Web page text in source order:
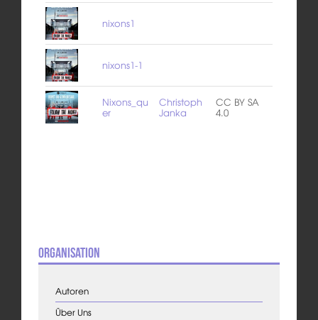
nixons1
nixons1-1
Nixons_qu
er
Christoph
Janka
CC BY SA
4.0
Organisation
Autoren
Über Uns